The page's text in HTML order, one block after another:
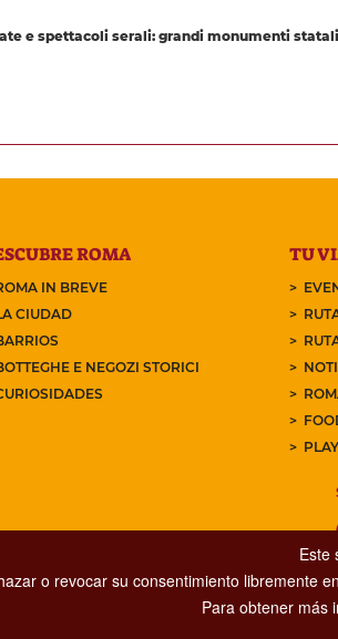
e spettacoli serali: grandi monumenti
ROMA
IN BREVE
CIUDAD
E NEGOZI STORICI
TU
Este
o revocar su consentimiento libremente
Para obtener más